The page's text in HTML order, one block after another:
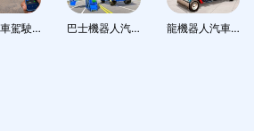
城市街車駕駛遊戲 巴士機器人汽車大戰 - 機器人遊戲 龍機器人汽車遊戲 2021